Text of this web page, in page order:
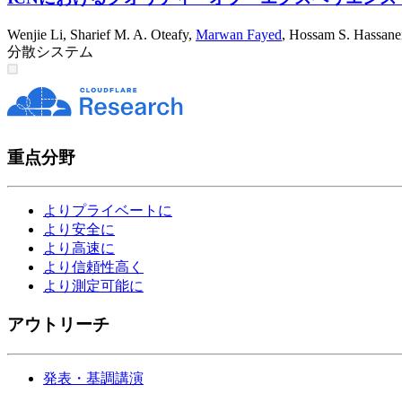
Wenjie Li, Sharief M. A. Oteafy, Marwan Fayed, Hossam S.
分散システム
重点分野
よりプライベートに
より安全に
より高速に
より信頼性高く
より測定可能に
アウトリーチ
発表・基調講演